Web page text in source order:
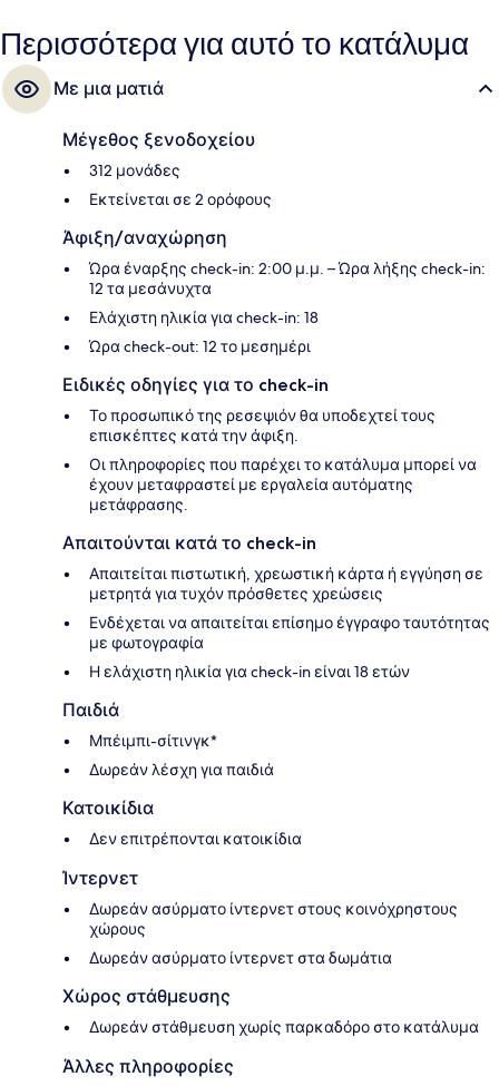
Περισσότερα για αυτό το κατάλυμα
Με μια ματιά
Μέγεθος ξενοδοχείου
312 μονάδες
Εκτείνεται σε 2 ορόφους
Άφιξη/αναχώρηση
Ώρα έναρξης check-in: 2:00 μ.μ. – Ώρα λήξης check-in:
12 τα μεσάνυχτα
Ελάχιστη ηλικία για check-in: 18
Ώρα check-out: 12 το μεσημέρι
Ειδικές οδηγίες για το check-in
Το προσωπικό της ρεσεψιόν θα υποδεχτεί τους
επισκέπτες κατά την άφιξη.
Οι πληροφορίες που παρέχει το κατάλυμα μπορεί να
έχουν μεταφραστεί με εργαλεία αυτόματης
μετάφρασης.
Απαιτούνται κατά το check-in
Απαιτείται πιστωτική, χρεωστική κάρτα ή εγγύηση σε
μετρητά για τυχόν πρόσθετες χρεώσεις
Ενδέχεται να απαιτείται επίσημο έγγραφο ταυτότητας
με φωτογραφία
Η ελάχιστη ηλικία για check-in είναι 18 ετών
Παιδιά
Μπέιμπι-σίτινγκ*
Δωρεάν λέσχη για παιδιά
Κατοικίδια
Δεν επιτρέπονται κατοικίδια
Ίντερνετ
Δωρεάν ασύρματο ίντερνετ στους κοινόχρηστους
χώρους
Δωρεάν ασύρματο ίντερνετ στα δωμάτια
Χώρος στάθμευσης
Δωρεάν στάθμευση χωρίς παρκαδόρο στο κατάλυμα
Άλλες πληροφορίες